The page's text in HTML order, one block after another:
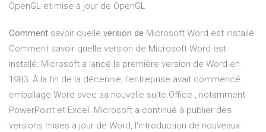
OpenGL et mise à jour de OpenGL
Comment savoir quelle version de Microsoft Word est installé
Comment savoir quelle version de Microsoft Word est
installé: Microsoft a lancé la première version de Word en
1983. À la fin de la décennie, l'entreprise avait commencé
emballage Word avec sa nouvelle suite Office , notamment
PowerPoint et Excel. Microsoft a continué à publier des
versions mises à jour de Word, l'introduction de nouveaux